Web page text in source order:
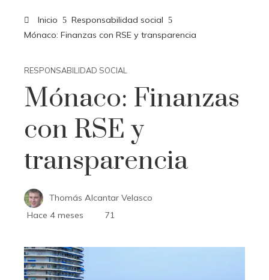
Inicio
Responsabilidad social
Mónaco: Finanzas con RSE y transparencia
RESPONSABILIDAD SOCIAL
Mónaco: Finanzas
con RSE y
transparencia
Thomás Alcantar Velasco
Hace 4 meses
71